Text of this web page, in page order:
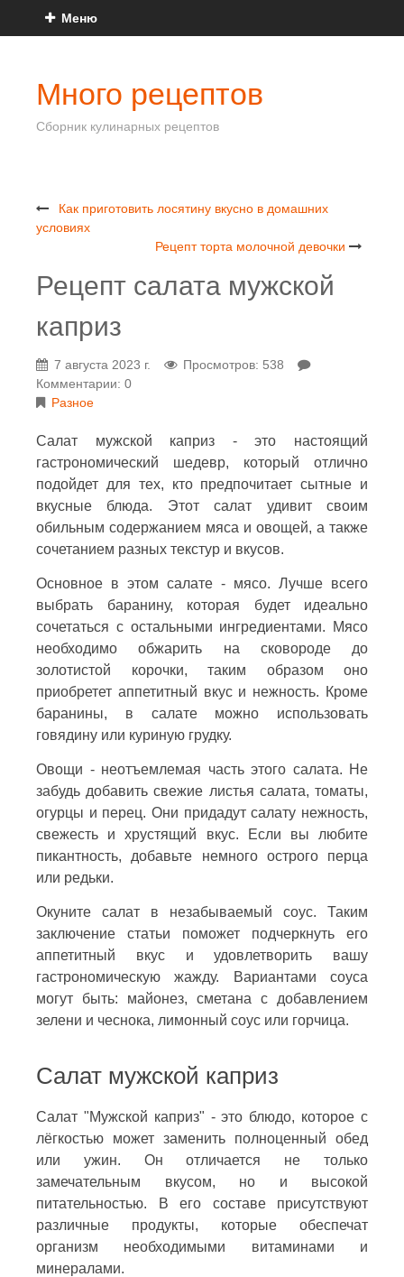
Меню
Много рецептов
Сборник кулинарных рецептов
Как приготовить лосятину вкусно в домашних
условиях
Рецепт торта молочной девочки
Рецепт салата мужской
каприз
7 августа 2023 г.
Просмотров: 538
Комментарии: 0
Разное
Салат мужской каприз - это настоящий
гастрономический шедевр, который отлично
подойдет для тех, кто предпочитает сытные и
вкусные блюда. Этот салат удивит своим
обильным содержанием мяса и овощей, а также
сочетанием разных текстур и вкусов.
Основное в этом салате - мясо. Лучше всего
выбрать баранину, которая будет идеально
сочетаться с остальными ингредиентами. Мясо
необходимо обжарить на сковороде до
золотистой корочки, таким образом оно
приобретет аппетитный вкус и нежность. Кроме
баранины, в салате можно использовать
говядину или куриную грудку.
Овощи - неотъемлемая часть этого салата. Не
забудь добавить свежие листья салата, томаты,
огурцы и перец. Они придадут салату нежность,
свежесть и хрустящий вкус. Если вы любите
пикантность, добавьте немного острого перца
или редьки.
Окуните салат в незабываемый соус. Таким
заключение статьи поможет подчеркнуть его
аппетитный вкус и удовлетворить вашу
гастрономическую жажду. Вариантами соуса
могут быть: майонез, сметана с добавлением
зелени и чеснока, лимонный соус или горчица.
Салат мужской каприз
Салат "Мужской каприз" - это блюдо, которое с
лёгкостью может заменить полноценный обед
или ужин. Он отличается не только
замечательным вкусом, но и высокой
питательностью. В его составе присутствуют
различные продукты, которые обеспечат
организм необходимыми витаминами и
минералами.